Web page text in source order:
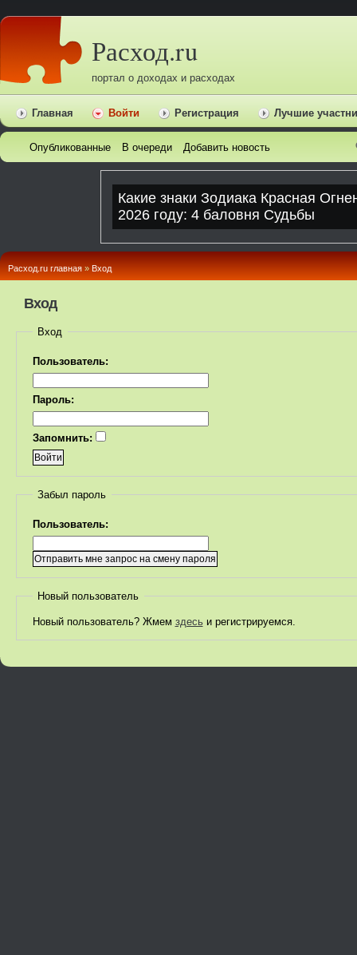
Расход.ru
портал о доходах и расходах
Главная Войти Регистрация Лучшие
Опубликованные В очереди Добавить новость
Расход.ru главная » Вход
Вход
Вход
Пользователь:
Пароль:
Запомнить:
Забыл пароль
Пользователь:
Новый пользователь
Новый пользователь? Жмем здесьи регистрируемся.